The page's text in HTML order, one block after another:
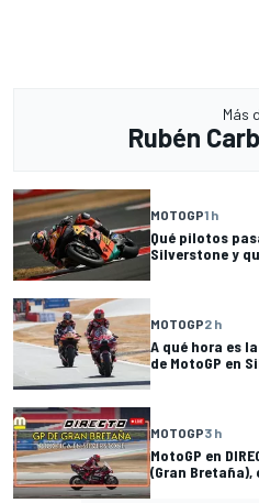
Más
Rubén
MOTOGP1 h
Qué pilotos
Silverstone y
MOTOGP2 h
A qué hora es
de MotoGP en
MOTOGP3 h
MotoGP en
(Gran